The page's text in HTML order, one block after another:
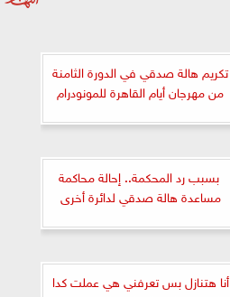
تكريم هالة صدقي في الدورة الثامنة
من مهرجان أيام القاهرة للمونودرام
‎ بسبب رد المحكمة.. إحالة محاكمة
مساعدة هالة صدقي لدائرة أخرى
‎أنا هتنازل بس تعرفني هي عملت كدا